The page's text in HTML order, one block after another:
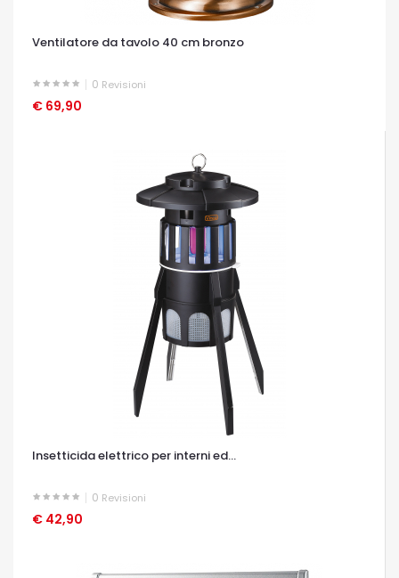
Ventilatore da tavolo 40 cm bronzo
0 Revisioni
€ 69,90
OCCHIATA VELOCE
Insetticida elettrico per interni ed...
0 Revisioni
€ 42,90
OCCHIATA VELOCE